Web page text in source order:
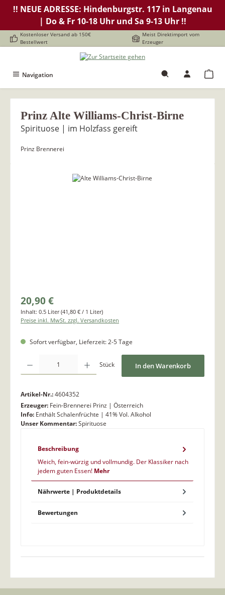
springen
!! NEUE ADRESSE: Hindenburgstr. 117 in Langenau
| Do & Fr 10-18 Uhr und Sa 9-13 Uhr !!
Kostenloser Versand ab 150€
Bestellwert
Meist Direktimport vom
Erzeuger
Navigation
Prinz Alte Williams-Christ-Birne
Spirituose | im Holzfass gereift
Prinz Brennerei
Bildergalerie überspringen
20,90 €
Inhalt: 0.5 Liter(41,80 € / 1 Liter)
Preise inkl. MwSt. zzgl. Versandkosten
Sofort verfügbar, Lieferzeit: 2-5 Tage
Stück In den Warenkorb
Artikel-Nr.:4604352
Erzeuger: Fein-Brennerei Prinz | Österreich
Info: Enthält Schalenfrüchte | 41% Vol. Alkohol
Unser Kommentar:Spirituose
Beschreibung
Weich, fein-würzig und vollmundig. Der Klassiker nach
jedem guten Essen! Mehr
Nährwerte | Produktdetails
Bewertungen